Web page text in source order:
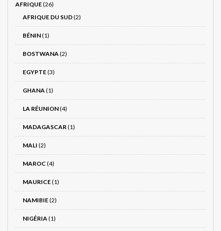
AFRIQUE(26)
AFRIQUE DU SUD(2)
BÉNIN(1)
BOSTWANA(2)
EGYPTE(3)
GHANA(1)
LA RÉUNION(4)
MADAGASCAR(1)
MALI (2)
MAROC (4)
MAURICE(1)
NAMIBIE(2)
NIGÉRIA(1)